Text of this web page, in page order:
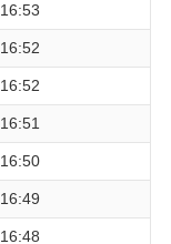
16:53
16:52
16:52
16:51
16:50
16:49
16:48